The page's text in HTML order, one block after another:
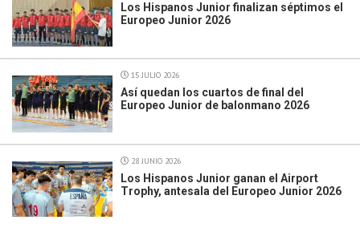
Los Hispanos Junior finalizan séptimos el
Europeo Junior 2026
15 JULIO 2026
Así quedan los cuartos de final del
Europeo Junior de balonmano 2026
28 JUNIO 2026
Los Hispanos Junior ganan el Airport
Trophy, antesala del Europeo Junior 2026